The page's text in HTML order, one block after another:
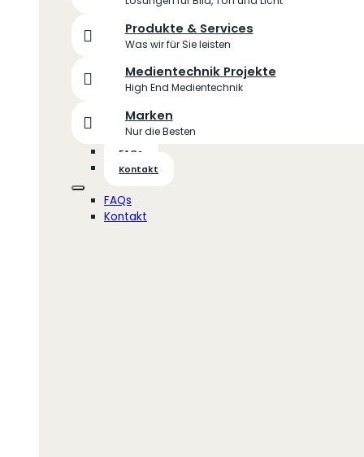
Produkte & Services
Was wir für Sie leisten
Medientechnik Projekte
High End Medientechnik
Marken
Nur die Besten
FAQs
Kontakt
FAQs
Kontakt